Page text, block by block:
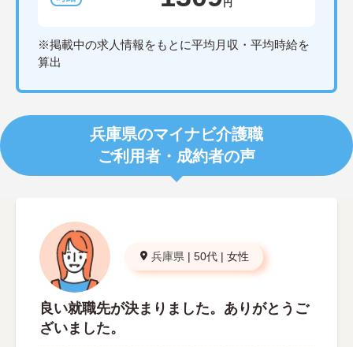
円
※掲載中の求人情報をもとに平均月収・平均時給を
算出
兵庫県のマイナビ介護職
ご利用者・成約者の声
兵庫県 | 50代 | 女性
良い就職先が決まりました。ありがとうご
ざいました。